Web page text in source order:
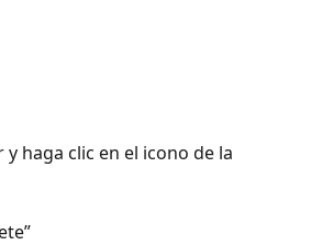
haga clic en el icono de la